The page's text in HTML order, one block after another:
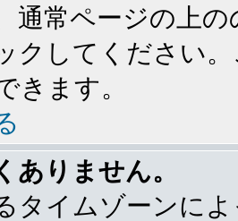
通常ページの上
クしてください
きます。
ありません。
タイムゾーンに